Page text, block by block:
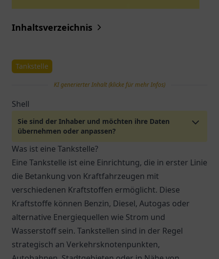
Inhaltsverzeichnis
Tankstelle
KI generierter Inhalt (klicke für mehr Infos)
Shell
Sie sind der Inhaber und möchten ihre Daten
übernehmen oder anpassen?
Was ist eine Tankstelle?
Eine Tankstelle ist eine Einrichtung, die in erster Linie
die Betankung von Kraftfahrzeugen mit
verschiedenen Kraftstoffen ermöglicht. Diese
Kraftstoffe können Benzin, Diesel, Autogas oder
alternative Energiequellen wie Strom und
Wasserstoff sein. Tankstellen sind in der Regel
strategisch an Verkehrsknotenpunkten,